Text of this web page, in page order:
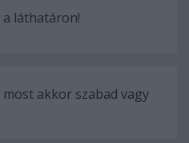
a láthatáron!
akkor szabad vagy